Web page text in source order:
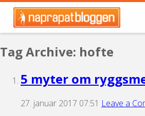
Tag Archive: hofte
5 myter om
27. januar 2017 07:51 Leave a